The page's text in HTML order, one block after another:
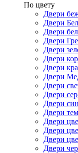
По цвету
Двери
Двери
Двери
Двери
Двери
Двери
Двери
Двери
Двери
Двери
Двери
Двери
Двери
Двери
Двери
Двери